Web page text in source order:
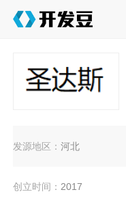
发源地区：河北
创立时间： 2017